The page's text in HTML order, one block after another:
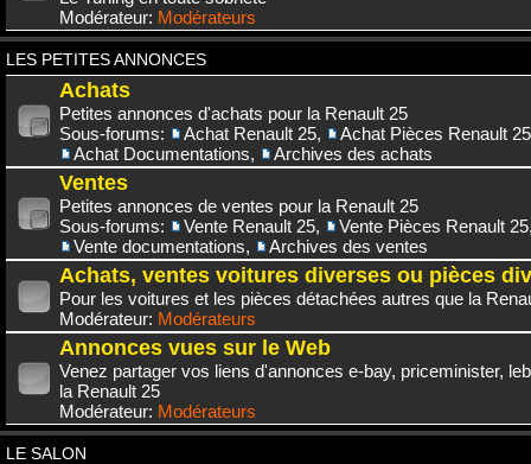
Modérateur: Modérateurs
LES PETITES ANNONCES
Achats
Petites annonces d'achats pour la Renault 25
Sous-forums:
Achat Renault 25,
Achat Pièces Renault 25
Achat Documentations, Archives des achats
Ventes
Petites annonces de ventes pour la Renault 25
Sous-forums:
Vente Renault 25, Vente Pièces Renault 25
Vente documentations, Archives des ventes
Achats, ventes voitures diverses ou pièces
Pour les voitures et les pièces détachées autres que la
Modérateur: Modérateurs
Annonces vues sur le Web
Venez partager vos liens d'annonces e-bay, priceminister,
la Renault 25
Modérateur: Modérateurs
LE SALON